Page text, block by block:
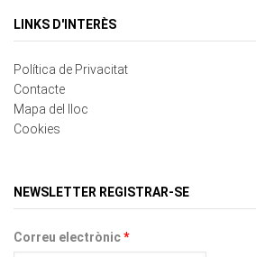
Política de Privacitat
Mapa del lloc
Cookies
Correu electrònic*